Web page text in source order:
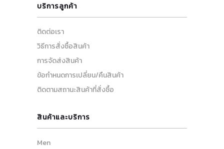
บริการลูกค้า
ติดต่อเรา
วิธีการสั่งซื้อสินค้า
การจัดส่งสินค้า
ข้อกำหนดการเปลี่ยน/คืนสินค้า
ติดตามสถานะสินค้าที่สั่งซื้อ
สินค้าและบริการ
Men